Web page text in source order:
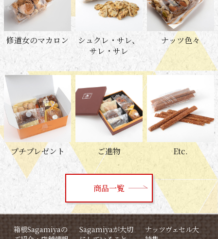
修道女のマカロン
シュクレ・サレ、
サレ・サレ
ナッツ色々
プチプレゼント ご進物 Etc.
商品一覧
箱根Sagamiyaの
Sagamiyaが大切
ナッツヴェセル大